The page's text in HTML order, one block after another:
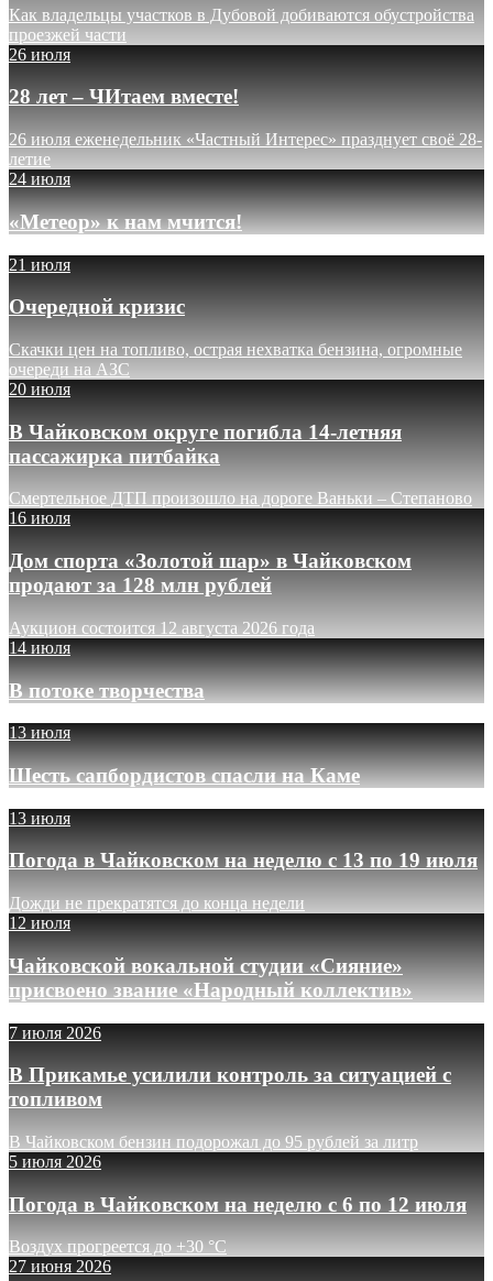
Как владельцы участков в Дубовой добиваются обустройства
проезжей части
26 июля
28 лет – ЧИтаем вместе!
26 июля еженедельник «Частный Интерес» празднует своё 28-
летие
24 июля
«Метеор» к нам мчится!
21 июля
Очередной кризис
Скачки цен на топливо, острая нехватка бензина, огромные
очереди на АЗС
20 июля
В Чайковском округе погибла 14-летняя
пассажирка питбайка
Смертельное ДТП произошло на дороге Ваньки – Степаново
16 июля
Дом спорта «Золотой шар» в Чайковском
продают за 128 млн рублей
Аукцион состоится 12 августа 2026 года
14 июля
В потоке творчества
13 июля
Шесть сапбордистов спасли на Каме
13 июля
Погода в Чайковском на неделю с 13 по 19 июля
Дожди не прекратятся до конца недели
12 июля
Чайковской вокальной студии «Сияние»
присвоено звание «Народный коллектив»
7 июля 2026
В Прикамье усилили контроль за ситуацией с
топливом
В Чайковском бензин подорожал до 95 рублей за литр
5 июля 2026
Погода в Чайковском на неделю с 6 по 12 июля
Воздух прогреется до +30 °C
27 июня 2026